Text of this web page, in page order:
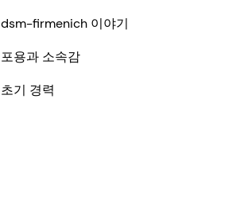
dsm-firmenich 이야기
포용과 소속감
초기 경력